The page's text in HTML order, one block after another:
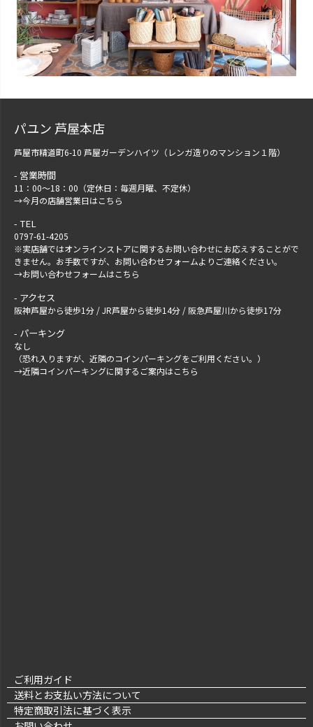
パユン 芦屋本店
芦屋市精道町6-10 芦屋ガーデンハイツ（レンガ造りのマンション１階）
営業時間
11：00～18：00（定休日：毎週月曜、不定休）
→今月の店舗営業日はこちら
TEL
0797-61-4205
※実店舗ではオンラインストアに関するお問い合わせにお応えすることがで
きません。お手数ですが、 お問い合わせフォームよりご連絡ください。
→お問い合わせフォームはこちら
アクセス
阪神芦屋から徒歩1分 / JR芦屋から徒歩14分 / 阪急芦屋川から徒歩17分
パーキング
なし
（恐れ入りますが、近隣のコインパーキングをご利用ください。）
→近隣コインパーキングに関するご案内はこちら
ご利用ガイド
送料とお支払い方法について
特定商取引法に基づく表示